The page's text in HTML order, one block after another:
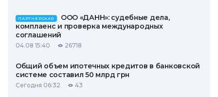
ПАРТНЕРСКАЯ
ООО «ДАНН»: судебные дела,
комплаенс и проверка международных
соглашений
04.08 15:40 26718
Общий объем ипотечных кредитов в банковской
системе составил 50 млрд грн
Сегодня 06:32 43